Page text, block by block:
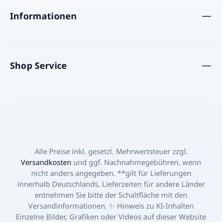
Informationen
Shop Service
Alle Preise inkl. gesetzl. Mehrwertsteuer zzgl.
Versandkosten und ggf. Nachnahmegebühren, wenn
nicht anders angegeben. **gilt für Lieferungen
innerhalb Deutschlands, Lieferzeiten für andere Länder
entnehmen Sie bitte der Schaltfläche mit den
Versandinformationen. ✨ Hinweis zu KI-Inhalten
Einzelne Bilder, Grafiken oder Videos auf dieser Website